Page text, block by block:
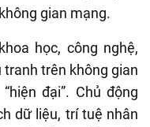
gian mạng.
học, công nghệ,
trên không gian
đại”. Chủ động
dữ liệu, trí tuệ nhân